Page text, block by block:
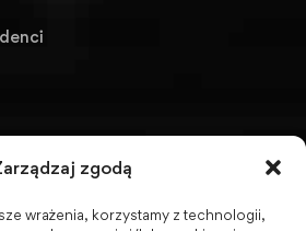
zgodą
wrażenia, korzystamy z technologii,